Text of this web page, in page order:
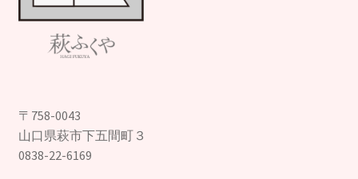
〒758-0043
山口県萩市下五間町３
0838-22-6169